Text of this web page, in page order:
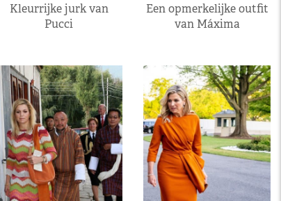
Kleurrijke jurk van
Pucci
Een opmerkelijke outfit
van Máxima